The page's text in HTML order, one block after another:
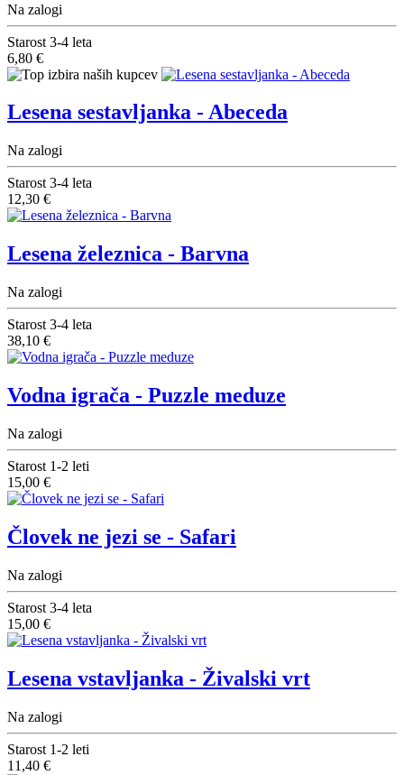
Na zalogi
Starost 3-4 leta
6,80 €
Lesena sestavljanka - Abeceda
Na zalogi
Starost 3-4 leta
12,30 €
Lesena železnica - Barvna
Na zalogi
Starost 3-4 leta
38,10 €
Vodna igrača - Puzzle meduze
Na zalogi
Starost 1-2 leti
15,00 €
Človek ne jezi se - Safari
Na zalogi
Starost 3-4 leta
15,00 €
Lesena vstavljanka - Živalski vrt
Na zalogi
Starost 1-2 leti
11,40 €